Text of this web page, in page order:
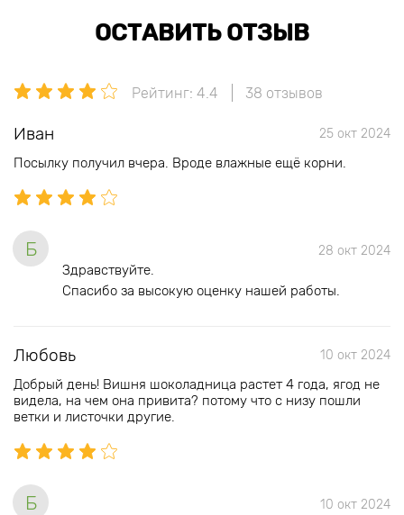
ОСТАВИТЬ ОТЗЫВ
Рейтинг: 4.4 38 отзывов
Иван 25 окт 2024
Посылку получил вчера. Вроде влажные ещё корни.
Б 28 окт 2024
Здравствуйте.
Спасибо за высокую оценку нашей работы.
Любовь 10 окт 2024
Добрый день! Вишня шоколадница растет 4 года, ягод не
видела, на чем она привита? потому что с низу пошли
ветки и листочки другие.
Б 10 окт 2024